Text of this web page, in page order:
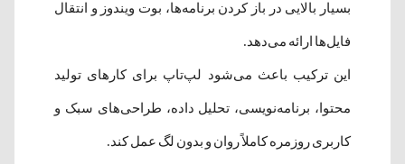
بسیار بالایی در باز کردن برنامه‌ها، بوت ویندوز و انتقال
فایل‌ها ارائه می‌دهد.
این ترکیب باعث می‌شود لپ‌تاپ برای کارهای تولید
محتوا، برنامه‌نویسی، تحلیل داده، طراحی‌های سبک و
کاربری روزمره کاملاً روان و بدون لگ عمل کند.